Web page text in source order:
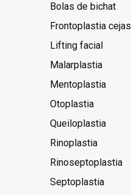
Bolas de bichat
Frontoplastia cejas
Lifting facial
Malarplastia
Mentoplastia
Otoplastia
Queiloplastia
Rinoplastia
Rinoseptoplastia
Septoplastia